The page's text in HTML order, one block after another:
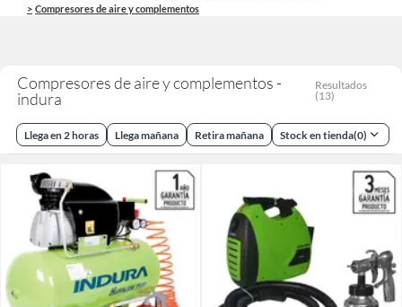
Compresores de aire y complementos
Compresores de aire y complementos -
indura
Resultados
(13)
Llega en 2 horas Llega mañana Retira mañana Stock en tienda(0)